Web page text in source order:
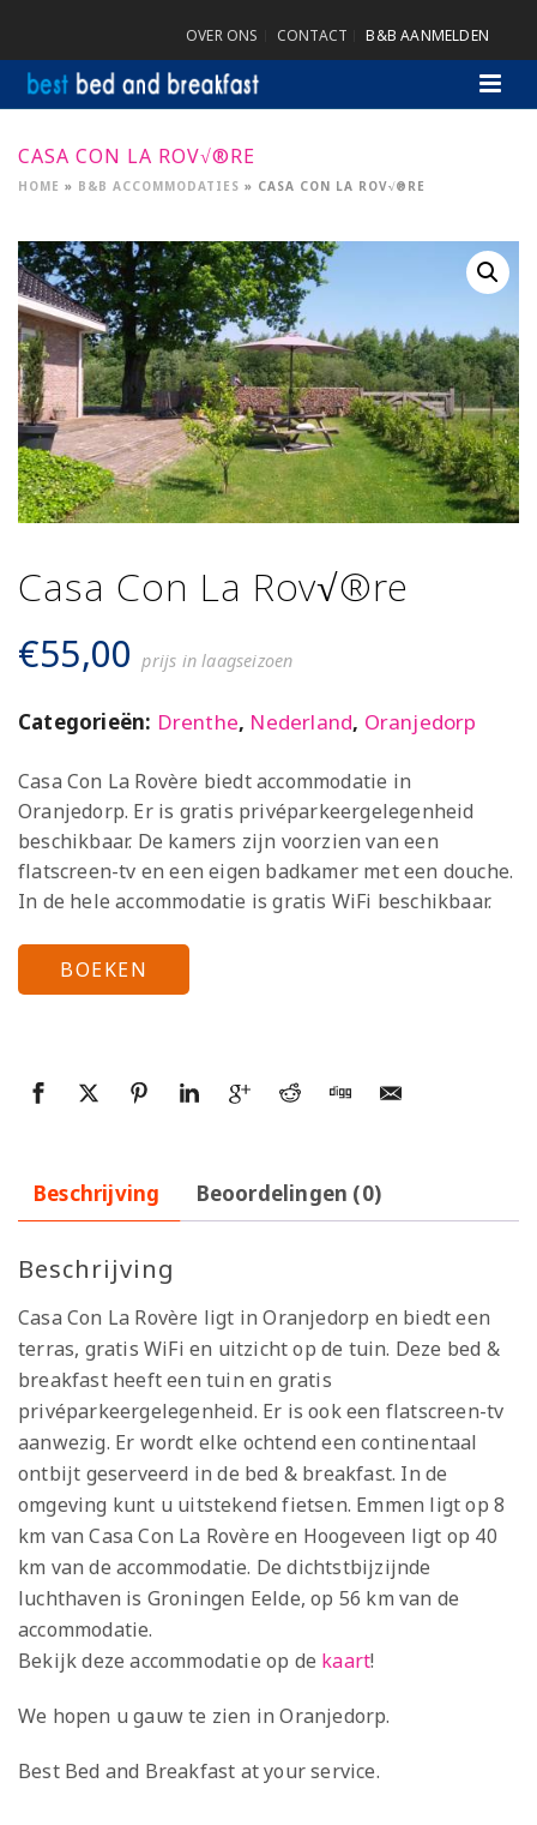
OVER ONS CONTACT B&B AANMELDEN
CASA CON LA ROV√®RE
HOME » B&B ACCOMMODATIES » CASA CON LA ROV√®RE
Casa Con La Rov√®re
€55,00 prijs in laagseizoen
Categorieën: Drenthe, Nederland, Oranjedorp
Casa Con La Rovère biedt accommodatie in
Oranjedorp. Er is gratis privéparkeergelegenheid
beschikbaar. De kamers zijn voorzien van een
flatscreen-tv en een eigen badkamer met een douche.
In de hele accommodatie is gratis WiFi beschikbaar.
BOEKEN
Beschrijving Beoordelingen (0)
Beschrijving
Casa Con La Rovère ligt in Oranjedorp en biedt een
terras, gratis WiFi en uitzicht op de tuin. Deze bed &
breakfast heeft een tuin en gratis
privéparkeergelegenheid. Er is ook een flatscreen-tv
aanwezig. Er wordt elke ochtend een continentaal
ontbijt geserveerd in de bed & breakfast. In de
omgeving kunt u uitstekend fietsen. Emmen ligt op 8
km van Casa Con La Rovère en Hoogeveen ligt op 40
km van de accommodatie. De dichtstbijzijnde
luchthaven is Groningen Eelde, op 56 km van de
accommodatie.
Bekijk deze accommodatie op de kaart!
We hopen u gauw te zien in Oranjedorp.
Best Bed and Breakfast at your service.